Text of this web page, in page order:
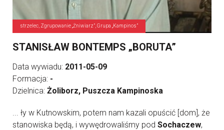
strzelec, Zgrupowanie „Żniwiarz”, Grupa „Kampinos”
STANISŁAW BONTEMPS „BORUTA”
Data wywiadu: 2011-05-09
Formacja: -
Dzielnica: Żoliborz, Puszcza Kampinoska
... ły w Kutnowskim, potem nam kazali opuścić [dom], że
stanowiska będą, i wywędrowaliśmy pod Sochaczew,